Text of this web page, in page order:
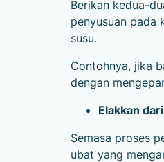
Berikan kedua-
penyusuan pada
susu.
Contohnya, jika
dengan
Elakkan
Semasa proses
ubat yang